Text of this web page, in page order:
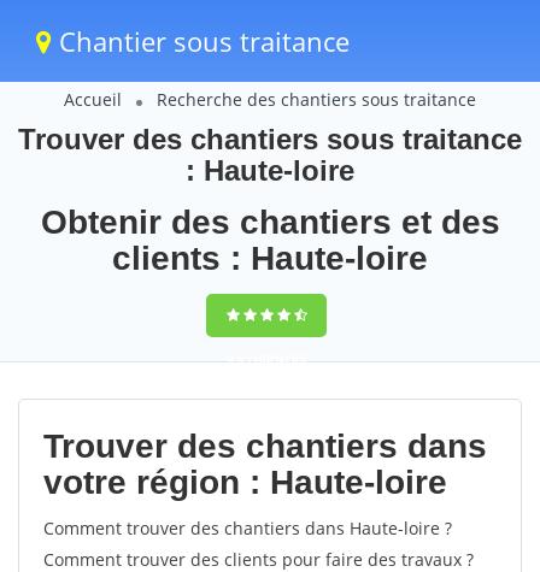
Chantier sous traitance
Accueil Recherche des chantiers sous traitance
Trouver des chantiers sous traitance
: Haute-loire
Obtenir des chantiers et des
clients : Haute-loire
9,5(100%)85
votes
Trouver des chantiers dans
votre région : Haute-loire
Comment trouver des chantiers dans Haute-loire ?
Comment trouver des clients pour faire des travaux ?